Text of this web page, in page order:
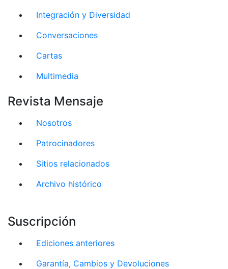
Integración y Diversidad
Conversaciones
Cartas
Multimedia
Revista Mensaje
Nosotros
Patrocinadores
Sitios relacionados
Archivo histórico
Suscripción
Ediciones anteriores
Garantía, Cambios y Devoluciones